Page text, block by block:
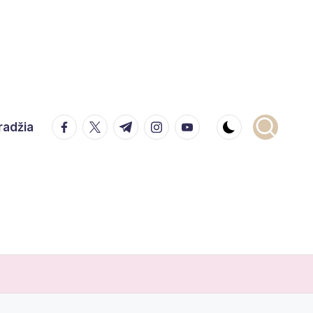
facebook.com
twitter.com
t.me instagram.com
youtube.com